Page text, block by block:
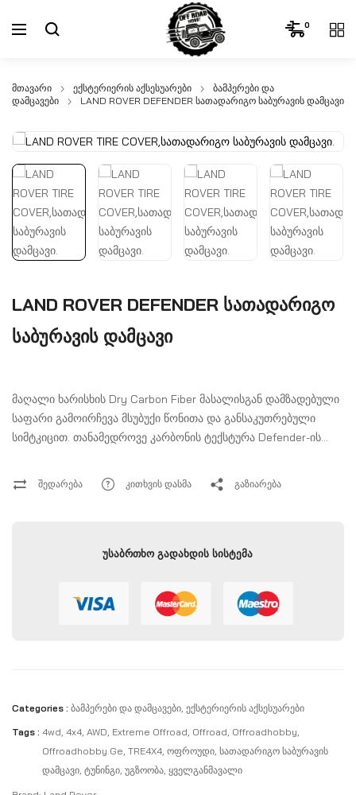
0
მთავარი ექსტერიერის აქსესუარები
ბამპერები და
დამცავები
LAND ROVER DEFENDER სათადარიგო საბურავის დამცავი
LAND ROVER DEFENDER სათადარიგო
საბურავის დამცავი
მაღალი ხარისხის Dry Carbon Fiber მასალისგან დამზადებული
საფარი გამოირჩევა მსუბუქი წონითა და განსაკუთრებული
სიმტკიცით. თანამედროვე კარბონის ტექსტურა Defender-ის
შედარება კითხვის დასმა გაზიარება
უსაბრთხო გადახდის სისტემა
Categories : Ბამპერები Და Დამცავები, Ექსტერიერის Აქსესუარები
Tags : 4wd, 4x4, AWD, Extreme Offroad, Offroad, Offroadhobby,
Offroadhobby.ge, TRE4X4, Ოფროუდი, Სათადარიგო Საბურავის
Დამცავი, Ტუნინგი, Უგზოობა, Ყველგანმავალი